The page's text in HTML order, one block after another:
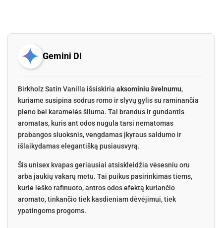
Gemini DI
Birkholz Satin Vanilla išsiskiria aksominiu švelnumu,
kuriame susipina sodrus romo ir slyvų gylis su raminančia
pieno bei karamelės šiluma. Tai brandus ir gundantis
aromatas, kuris ant odos nugula tarsi nematomas
prabangos sluoksnis, vengdamas įkyraus saldumo ir
išlaikydamas elegantišką pusiausvyrą.
Šis unisex kvapas geriausiai atsiskleidžia vėsesniu oru
arba jaukių vakarų metu. Tai puikus pasirinkimas tiems,
kurie ieško rafinuoto, antros odos efektą kuriančio
aromato, tinkančio tiek kasdieniam dėvėjimui, tiek
ypatingoms progoms.